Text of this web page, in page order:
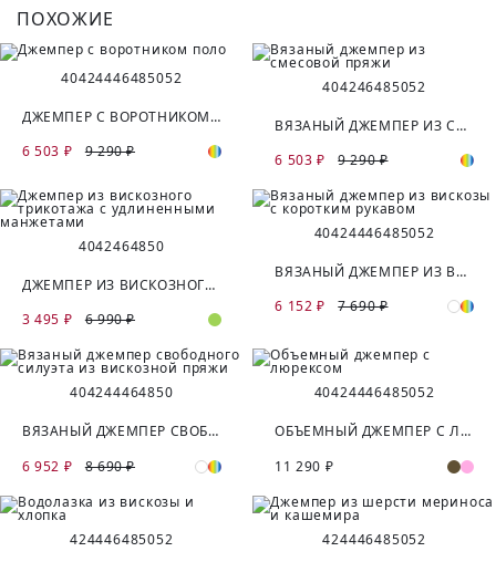
ПОХОЖИЕ
40424446485052
ДЖЕМПЕР С ВОРОТНИКОМ ПОЛО
6 503 ₽
9 290 ₽
404246485052
ВЯЗАНЫЙ ДЖЕМПЕР ИЗ СМЕСОВОЙ ПРЯЖИ
6 503 ₽
9 290 ₽
4042464850
ДЖЕМПЕР ИЗ ВИСКОЗНОГО ТРИКОТАЖА С УДЛИНЕННЫМИ МАНЖЕТАМИ
3 495 ₽
6 990 ₽
40424446485052
ВЯЗАНЫЙ ДЖЕМПЕР ИЗ ВИСКОЗЫ С КОРОТКИМ РУКАВОМ
6 152 ₽
7 690 ₽
404244464850
ВЯЗАНЫЙ ДЖЕМПЕР СВОБОДНОГО СИЛУЭТА ИЗ ВИСКОЗНОЙ ПРЯЖИ
6 952 ₽
8 690 ₽
40424446485052
ОБЪЕМНЫЙ ДЖЕМПЕР С ЛЮРЕКСОМ
11 290 ₽
424446485052 424446485052